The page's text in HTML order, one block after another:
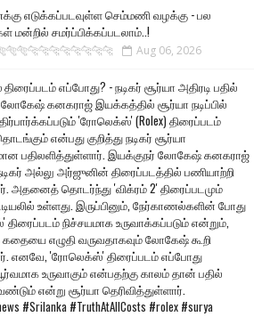
எடுக்கப்படவுள்ள செம்மணி வழக்கு - பல
மன்றில் சமர்ப்பிக்கப்படலாம்..!
Aug 06, 2026
எப்போது? - நடிகர் சூர்யா அதிரடி பதில்
கனகராஜ் இயக்கத்தில் சூர்யா நடிப்பில்
'ரோலெக்ஸ்' (Rolex) திரைப்படம்
என்பது குறித்து நடிகர் சூர்யா
பதிலளித்துள்ளார். இயக்குநர் லோகேஷ் கனகராஜ்
அல்லு அர்ஜுனின் திரைப்படத்தில் பணியாற்றி
அதனைத் தொடர்ந்து 'விக்ரம் 2' திரைப்படமும்
உள்ளது. இருப்பினும், நேர்காணல்களின் போது
நிச்சயமாக உருவாக்கப்படும் என்றும்,
எழுதி வருவதாகவும் லோகேஷ் கூறி
எனவே, 'ரோலெக்ஸ்' திரைப்படம் எப்போது
உருவாகும் என்பதற்கு காலம் தான் பதில்
என்று சூர்யா தெரிவித்துள்ளார்.
#Srilanka #TruthAtAllCosts #rolex #surya